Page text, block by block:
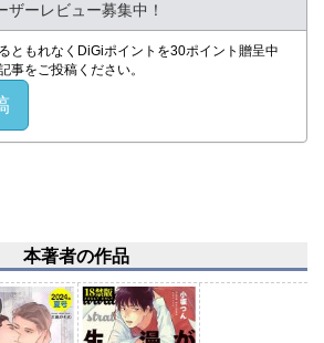
ザーレビュー募集中！
ともれなくDiGiポイントを30ポイント贈呈中
事をご投稿ください。
本著者の作品